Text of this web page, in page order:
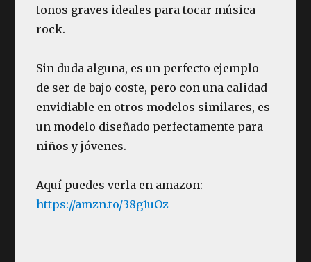
tonos graves ideales para tocar música
rock.
Sin duda alguna, es un perfecto ejemplo
de ser de bajo coste, pero con una calidad
envidiable en otros modelos similares, es
un modelo diseñado perfectamente para
niños y jóvenes.
Aquí puedes verla en amazon:
https://amzn.to/38g1uOz